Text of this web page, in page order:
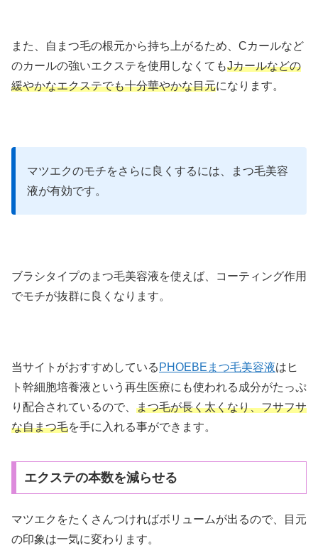
また、自まつ毛の根元から持ち上がるため、Cカールなど
のカールの強いエクステを使用しなくてもJカールなどの
緩やかなエクステでも十分華やかな目元になります。
マツエクのモチをさらに良くするには、まつ毛美容
液が有効です。
ブラシタイプのまつ毛美容液を使えば、コーティング作用
でモチが抜群に良くなります。
当サイトがおすすめしている PHOEBEまつ毛美容液はヒ
ト幹細胞培養液という再生医療にも使われる成分がたっぷ
り配合されているので、 まつ毛が長く太くなり、フサフサ
な自まつ毛を手に入れる事ができます。
エクステの本数を減らせる
マツエクをたくさんつければボリュームが出るので、目元
の印象は一気に変わります。